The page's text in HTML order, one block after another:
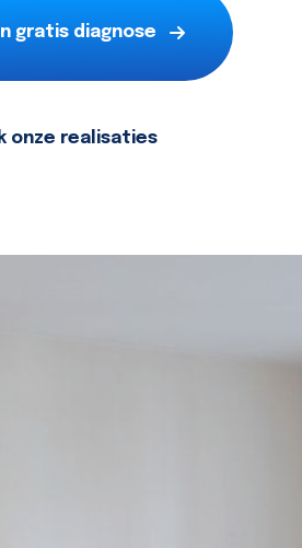
gratis diagnose
onze realisaties